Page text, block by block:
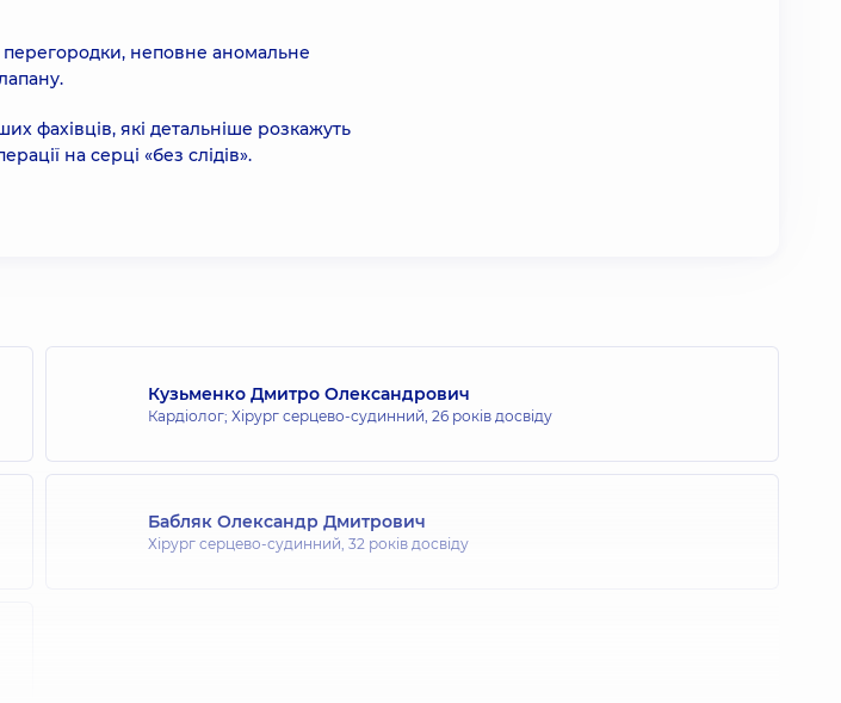
перегородки, неповне аномальне
фахівців, які детальніше розкажуть
на серці «без слідів».
Кузьменко Дмитро Олександрович
Кардіолог; Хірург серцево-судинний, 26 років досвіду
Бабляк Олександр Дмитрович
Хірург серцево-судинний, 32 років досвіду